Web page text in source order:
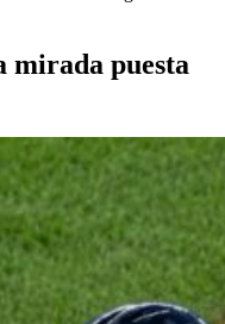
mirada puesta